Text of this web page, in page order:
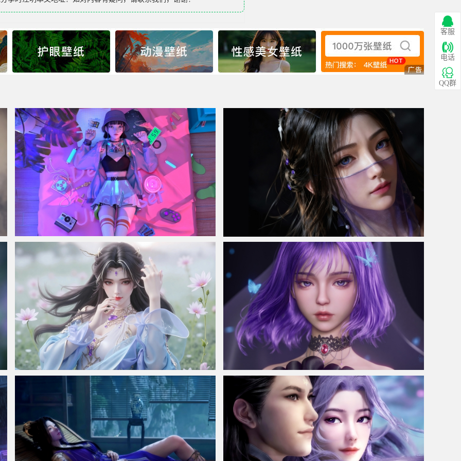
赛博朋克风格奇幻少女 集原美电脑4k壁纸3840x2160 古风美女紫灵高清带鱼屏壁纸3440x1440
完美世界天狐仙子 花田 4k壁纸 3840x2160 星空少女 紫色短发 4K动漫壁纸3840x2160
客服
电话
QQ群